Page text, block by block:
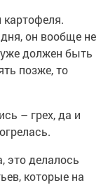
он вообще не
должен быть
позже, то
– грех, да и
это делалось
которые на